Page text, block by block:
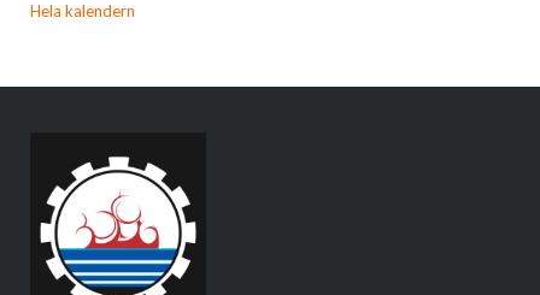
Hela kalendern